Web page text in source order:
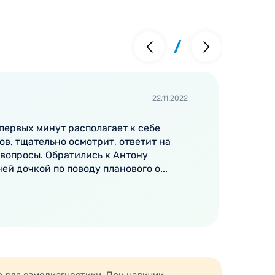
ребенка и необходимостью длительного
укладывания младенца. При
Учитывает физиологические
/
22.11.2022
минут располагает к себе
тщательно осмотрит, ответит на
Обратились к Антону
дочкой по поводу планового о...